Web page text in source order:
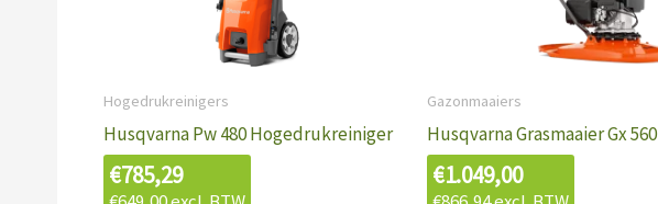
Hogedrukreinigers
Husqvarna Pw 480 Hogedrukreiniger
€785,29
Gazonmaaiers
Husqvarna Grasmaaier Gx 560
€1.049,00